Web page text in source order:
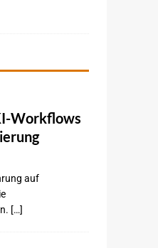
Workflows
auf
[…]